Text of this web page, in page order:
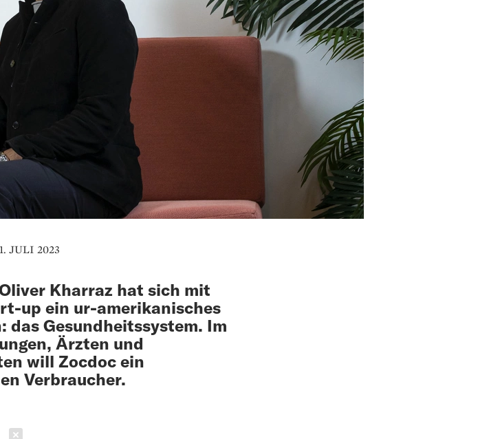
JULI 2023
Kharraz hat sich mit
up ein ur-amerikanisches
das Gesundheitssystem. Im
Ärzten und
will Zocdoc ein
Verbraucher.